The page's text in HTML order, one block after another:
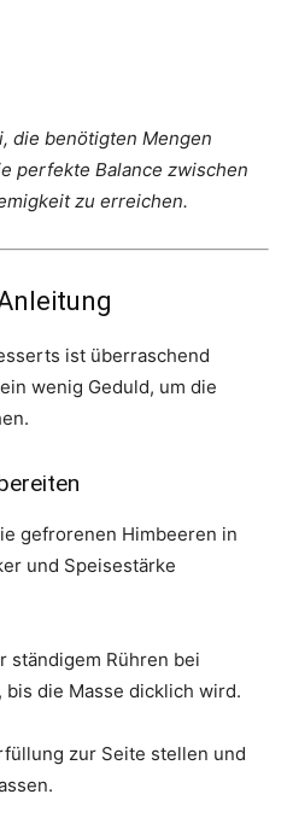
die benötigten Mengen
perfekte Balance zwischen
zu erreichen.
ist überraschend
wenig Geduld, um die
gefrorenen Himbeeren in
und Speisestärke
ständigem Rühren bei
die Masse dicklich wird.
zur Seite stellen und